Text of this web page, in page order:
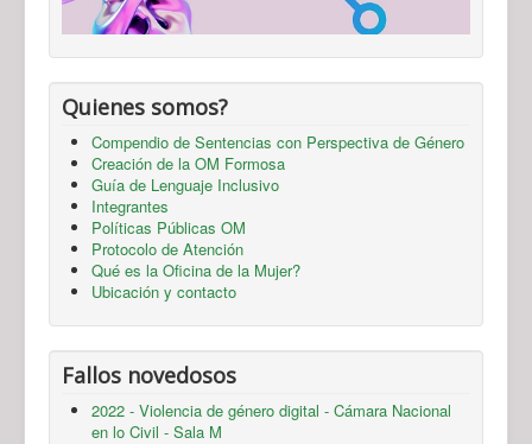
Enviar copia a sí mismo
Enviar Email
Quienes somos?
Compendio de Sentencias con Perspectiva de Género
Creación de la OM Formosa
Guía de Lenguaje Inclusivo
Integrantes
Políticas Públicas OM
Protocolo de Atención
Qué es la Oficina de la Mujer?
Ubicación y contacto
Fallos novedosos
2022 - Violencia de género digital - Cámara Nacional
en lo Civil - Sala M